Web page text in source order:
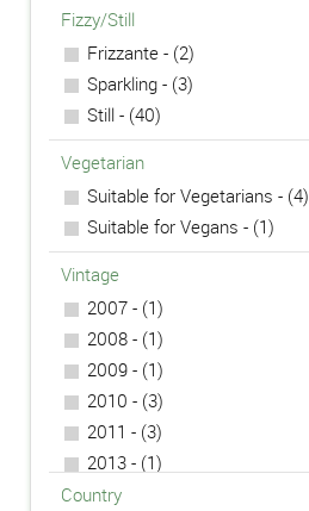
Amalaya - (2)
Antinori - (23)
Axel Pauly - (1)
Barbaresco - (1)
Belisario - (4)
Biondi-Santi - (1)
Bruna Grimaldi - (3)
Bruno Giacosa - (1)
Ca Dei Frati - (2)
Ca del Baio - (1)
Cafaggio - (1)
Cantina Diomede - (1)
Cantina Ferrari - (2)
Cantine Talamonti - (2)
Carminucci - (3)
Fizzy/Still
Frizzante - (2)
Sparkling - (3)
Still - (40)
Vegetarian
Suitable for Vegetarians - (4)
Suitable for Vegans - (1)
Vintage
2007 - (1)
2008 - (1)
2009 - (1)
2010 - (3)
2011 - (3)
2013 - (1)
2014 - (2)
Country